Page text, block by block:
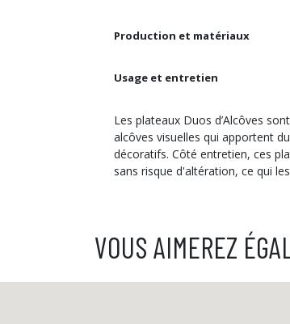
Production et matériaux
Usage et entretien
Les plateaux Duos d’Alcôves
alcôves visuelles qui apportent
décoratifs. Côté entretien, ces
sans risque d'altération, ce qui
VOUS AIMEREZ